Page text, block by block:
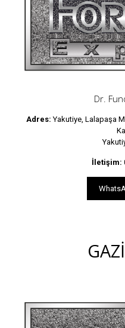
Dr.
Adres: Yakutiye, Lalapaşa
İletişim: